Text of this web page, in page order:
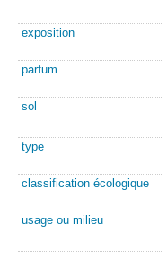
exposition
parfum
sol
type
classification écologique
usage ou milieu